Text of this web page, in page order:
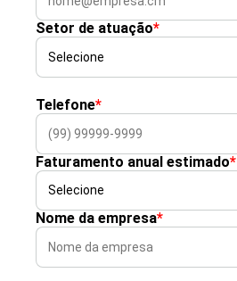
Setor de atuação*
Telefone*
Faturamento anual estimado*
Nome da empresa*